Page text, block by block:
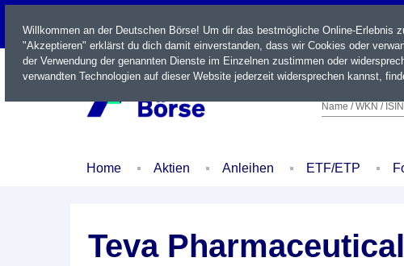
LIVE
Name / WKN /
Home Aktien Anleihen ETF/ETP
Teva
Willkommen an der Deutschen Börse! Um dir das bestmögliche Online-
"Akzeptieren" erklärst du dich damit einverstanden, dass wir Cookies oder
der Verwendung der genannten Dienste im Einzelnen zustimmen oder
verwandten Technologien auf dieser Website jederzeit widersprechen kannst,